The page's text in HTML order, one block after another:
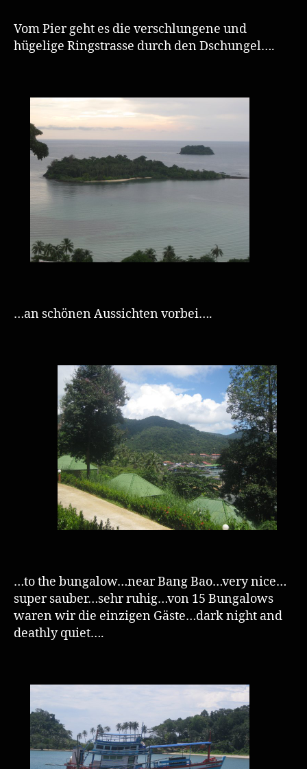
Vom Pier geht es die verschlungene und
hügelige Ringstrasse durch den Dschungel….
…an schönen Aussichten vorbei….
…to the bungalow…near Bang Bao…very nice…
super sauber…sehr ruhig…von 15 Bungalows
waren wir die einzigen Gäste…dark night and
deathly quiet….